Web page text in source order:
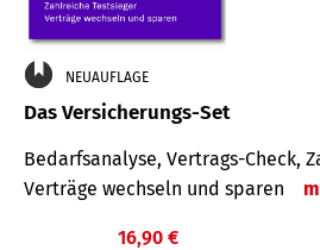
NEUAUFLAGE
Das Versicherungs-Set
Bedarfsanalyse, Vertrags-Check,
Verträge wechseln und sparen
16,90 €